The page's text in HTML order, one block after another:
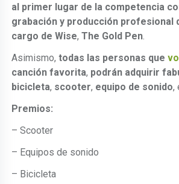
al primer lugar de la competencia
grabación y producción profesional
cargo de Wise,The Gold Pen.
Asimismo,todas las personas que
canción favorita, podrán adquirir
bicicleta, scooter, equipo de sonido,
Premios:
– Scooter
– Equipos de sonido
– Bicicleta